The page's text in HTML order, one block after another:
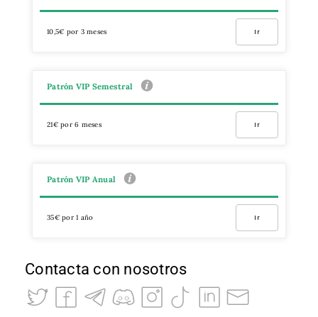
10,5€ por 3 meses Ir
Patrón VIP Semestral
21€ por 6 meses Ir
Patrón VIP Anual
35€ por 1 año Ir
Contacta con nosotros